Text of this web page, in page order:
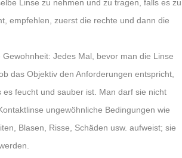
Linse zu nehmen und zu tragen, falls es zu
empfehlen, zuerst die rechte und dann die
Gewohnheit: Jedes Mal, bevor man die Linse
das Objektiv den Anforderungen entspricht,
es feucht und sauber ist. Man darf sie nicht
ungewöhnliche Bedingungen wie
Blasen, Risse, Schäden usw. aufweist; sie